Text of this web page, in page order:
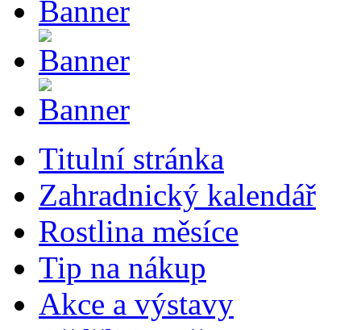
Titulní stránka
Zahradnický kalendář
Rostlina měsíce
Tip na nákup
Akce a výstavy